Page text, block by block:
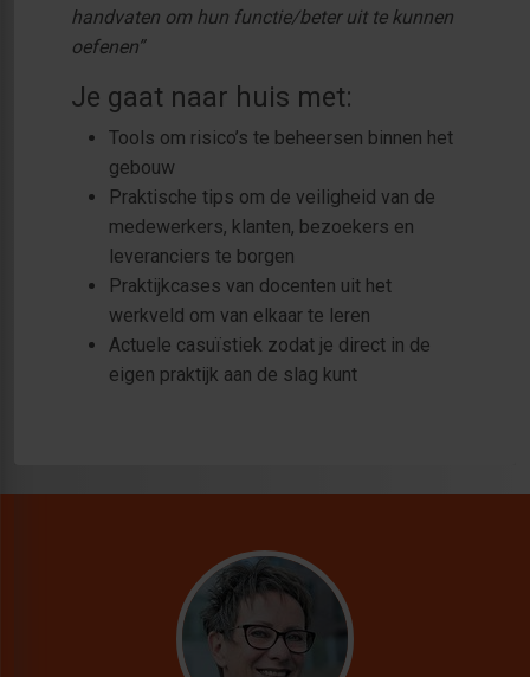
handvaten om hun functie/beter uit te kunnen
oefenen”
Je gaat naar huis met:
Tools om risico’s te beheersen binnen het
gebouw
Praktische tips om de veiligheid van de
medewerkers, klanten, bezoekers en
leveranciers te borgen
Praktijkcases van docenten uit het
werkveld om van elkaar te leren
Actuele casuïstiek zodat je direct in de
eigen praktijk aan de slag kunt